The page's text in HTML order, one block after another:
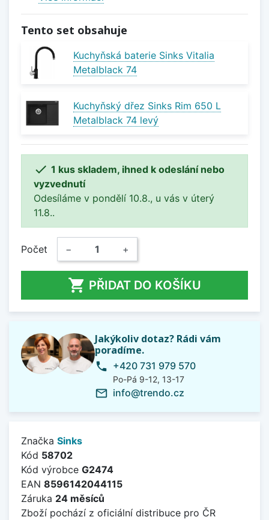
Tento set obsahuje
Kuchyňská baterie Sinks Vitalia
Metalblack 74
Kuchyňský dřez Sinks Rim 650 L
Metalblack 74 levý
 1 kus skladem, ihned k odeslání nebo
vyzvednutí
Odesíláme v pondělí 10.8., u vás v úterý
11.8..
Počet − +
 PŘIDAT DO KOŠÍKU
Jakýkoliv dotaz? Rádi vám
poradíme.
phone +420 731 979 570
Po-Pá 9-12, 13-17
mail_outline info@trendo.cz
Značka Sinks
Kód 58702
Kód výrobce G2474
EAN 8596142044115
Záruka 24 měsíců
Zboží pochází z oficiální distribuce pro ČR